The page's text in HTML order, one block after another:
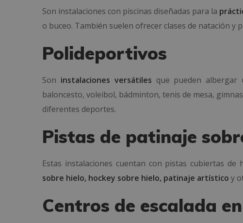
Son instalaciones con piscinas diseñadas para la
o buceo. También suelen ofrecer clases de natación y
Polideportivos
Son instalaciones versátiles que pueden albergar
baloncesto, voleibol, bádminton, tenis de mesa,
diferentes deportes.
Pistas de patinaje
Estas instalaciones cuentan con pistas cubiertas
sobre hielo, hockey sobre hielo, patinaje artístico y
Centros de escalada